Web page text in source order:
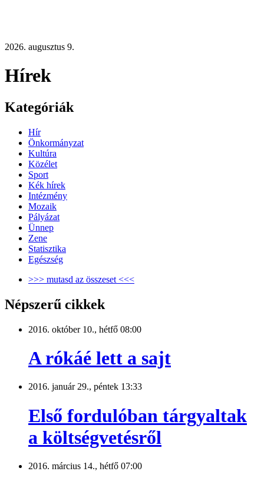
2026. augusztus 9.
Hírek
Kategóriák
Hír
Önkormányzat
Kultúra
Közélet
Sport
Kék hírek
Intézmény
Mozaik
Pályázat
Ünnep
Zene
Statisztika
Egészség
>>> mutasd az összeset <<<
Népszerű cikkek
2016. október 10., hétfő 08:00
A rókáé lett a sajt
2016. január 29., péntek 13:33
Első fordulóban tárgyaltak
a költségvetésről
2016. március 14., hétfő 07:00